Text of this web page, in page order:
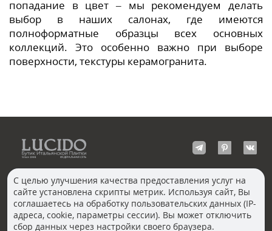
попадание в цвет – мы рекомендуем делать
выбор в наших салонах, где имеются
полноформатные образцы всех основных
коллекций. Это особенно важно при выборе
поверхности, текстуры керамогранита.
КОНТАКТЫ
Москва, Пречистенка
Волгоград
Екатеринбург
С целью улучшения качества предоставления услуг на
сайте установлена скрипты метрик. Используя сайт, Вы
соглашаетесь на обработку пользовательских данных (IP-
адреса, cookie, параметры сессии). Вы может отключить
сбор данных через настройки своего браузера.